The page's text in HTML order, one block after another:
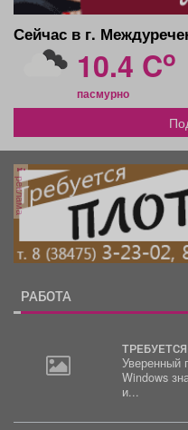
Сейчас в г.
10.4 Co
пасмурно
реклама
РАБОТА
Уверенный
Windows знание Microsoft Office . Обработка
и...